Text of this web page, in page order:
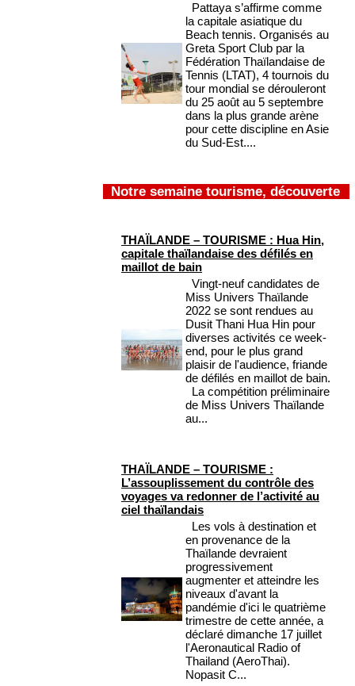
Pattaya s’affirme comme
la capitale asiatique du
Beach tennis. Organisés au
Greta Sport Club par la
Fédération Thaïlandaise de
Tennis (LTAT), 4 tournois du
tour mondial se dérouleront
du 25 août au 5 septembre
dans la plus grande arène
pour cette discipline en Asie
du Sud-Est....
Notre semaine tourisme, découverte
THAÏLANDE – TOURISME : Hua Hin,
capitale thaïlandaise des défilés en
maillot de bain
Vingt-neuf candidates de
Miss Univers Thaïlande
2022 se sont rendues au
Dusit Thani Hua Hin pour
diverses activités ce week-
end, pour le plus grand
plaisir de l'audience, friande
de défilés en maillot de bain.
La compétition préliminaire
de Miss Univers Thaïlande
au...
THAÏLANDE – TOURISME :
L’assouplissement du contrôle des
voyages va redonner de l’activité au
ciel thaïlandais
Les vols à destination et
en provenance de la
Thaïlande devraient
progressivement
augmenter et atteindre les
niveaux d'avant la
pandémie d'ici le quatrième
trimestre de cette année, a
déclaré dimanche 17 juillet
l'Aeronautical Radio of
Thailand (AeroThai).
Nopasit C...